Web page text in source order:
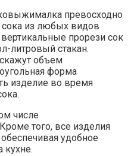
превосходно
сока из любых видов
прорези сок
литровый стакан.
объем
форма
изделие во время
числе
того, все изделия
удобное
кухне.